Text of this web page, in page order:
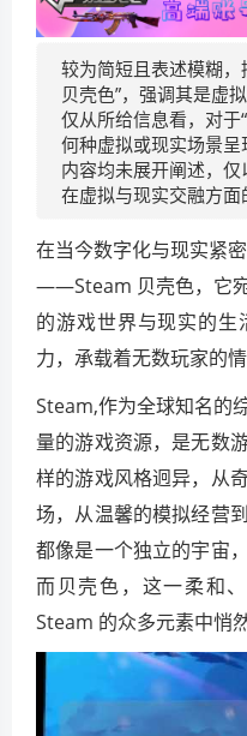
较为简短且表述模糊，
贝壳色”，强调其是虚
仅从所给信息看，对于
何种虚拟或现实场景
内容均未展开阐述，
在虚拟与现实交融方面
在当今数字化与现实紧
——Steam 贝壳色，它
的游戏世界与现实的
力，承载着无数玩家的情
Steam,作为全球知名的
量的游戏资源，是无数
样的游戏风格迥异，从
场，从温馨的模拟经营
都像是一个独立的宇宙
而贝壳色，这一柔和
Steam 的众多元素中悄